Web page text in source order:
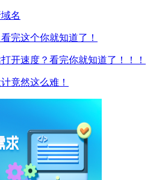
名
完这个你就知道了！
开速度？看完你就知道了！！！
竟然这么难！